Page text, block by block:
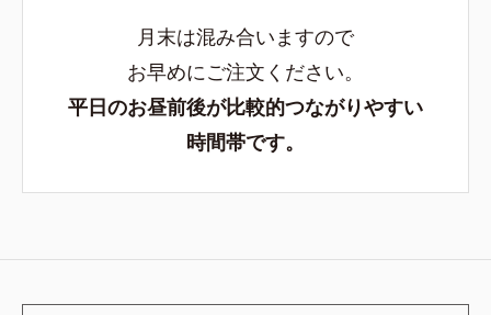
月末は混み合いますので
お早めにご注文ください。
平日のお昼前後が比較的つながりやすい
時間帯です。